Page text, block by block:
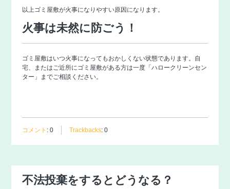
以上ゴミ屋敷が火事になりやすい原因になります。
火事は未然に防ごう！
ゴミ屋敷はいつ火事になってもおかしくない状態であります。自
宅、またはご近所にゴミ屋敷がある方は一度「ハロークリーンセン
ター 」までご相談ください。
コメント : 0 Trackbacks: 0
不法投棄をするとどうなる？